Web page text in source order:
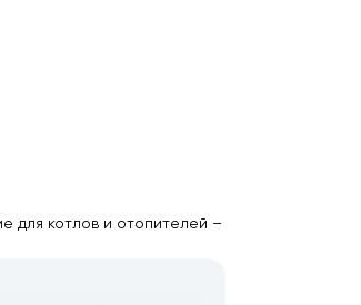
для котлов и отопителей –